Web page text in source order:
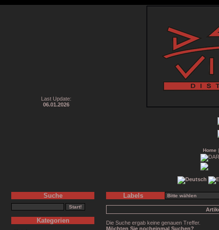
Last Update:
06.01.2026
Home
Suche
Kategorien
Labels
Die Suche ergab keine genauen Treffer.
Möchten Sie nocheinmal Suchen?